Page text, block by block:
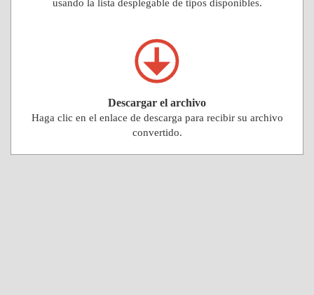
usando la lista desplegable de tipos disponibles.
Descargar el archivo
Haga clic en el enlace de descarga para recibir su archivo
convertido.